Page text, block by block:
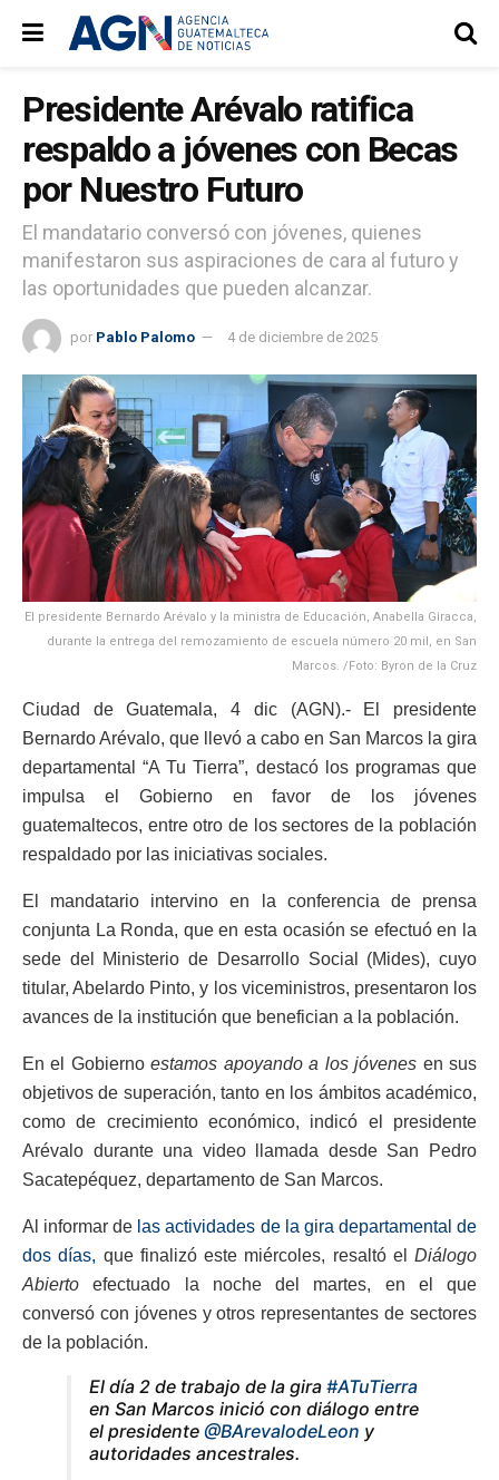
Presidente Arévalo ratifica
respaldo a jóvenes con Becas
por Nuestro Futuro
El mandatario conversó con jóvenes, quienes
manifestaron sus aspiraciones de cara al futuro y
las oportunidades que pueden alcanzar.
por Pablo Palomo 4 de diciembre de 2025
El presidente Bernardo Arévalo y la ministra de Educación, Anabella Giracca,
durante la entrega del remozamiento de escuela número 20 mil, en San
Marcos. /Foto: Byron de la Cruz
Ciudad de Guatemala, 4 dic (AGN).- El presidente
Bernardo Arévalo, que llevó a cabo en San Marcos la gira
departamental “A Tu Tierra”, destacó los programas que
impulsa el Gobierno en favor de los jóvenes
guatemaltecos, entre otro de los sectores de la población
respaldado por las iniciativas sociales.
El mandatario intervino en la conferencia de prensa
conjunta La Ronda, que en esta ocasión se efectuó en la
sede del Ministerio de Desarrollo Social (Mides), cuyo
titular, Abelardo Pinto, y los viceministros, presentaron los
avances de la institución que benefician a la población.
En el Gobiernoestamos apoyando a los jóvenes en sus
objetivos de superación, tanto en los ámbitos académico,
como de crecimiento económico, indicó el presidente
Arévalo durante una video llamada desde San Pedro
Sacatepéquez, departamento de San Marcos.
Al informar de las actividades de la gira departamental de
dos días, que finalizó este miércoles, resaltó el Diálogo
Abierto efectuado la noche del martes, en el que
conversó con jóvenes y otros representantes de sectores
de la población.
El día 2 de trabajo de la gira #ATuTierra
en San Marcos inició con diálogo entre
el presidente @BArevalodeLeon y
autoridades ancestrales.